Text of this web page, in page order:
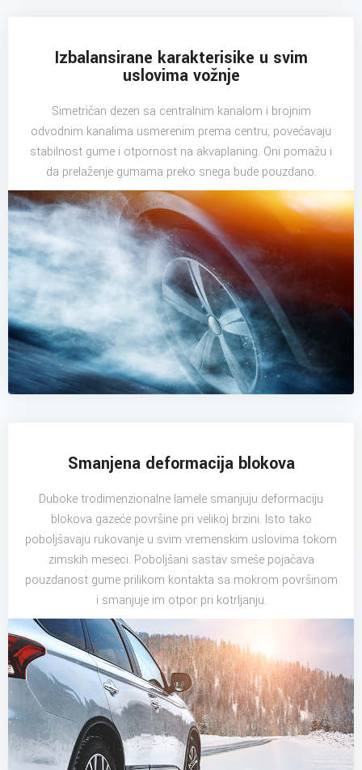
Izbalansirane karakterisike u svim
uslovima vožnje
Simetričan dezen sa centralnim kanalom i brojnim
odvodnim kanalima usmerenim prema centru, povećavaju
stabilnost gume i otpornost na akvaplaning. Oni pomažu i
da prelaženje gumama preko snega bude pouzdano.
Smanjena deformacija blokova
Duboke trodimenzionalne lamele smanjuju deformaciju
blokova gazeće površine pri velikoj brzini. Isto tako
poboljšavaju rukovanje u svim vremenskim uslovima tokom
zimskih meseci. Poboljšani sastav smeše pojačava
pouzdanost gume prilikom kontakta sa mokrom površinom
i smanjuje im otpor pri kotrljanju.